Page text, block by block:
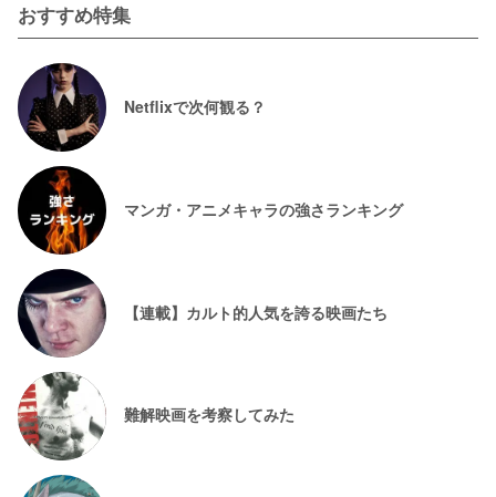
おすすめ特集
Netflixで次何観る？
マンガ・アニメキャラの強さランキング
【連載】カルト的人気を誇る映画たち
難解映画を考察してみた